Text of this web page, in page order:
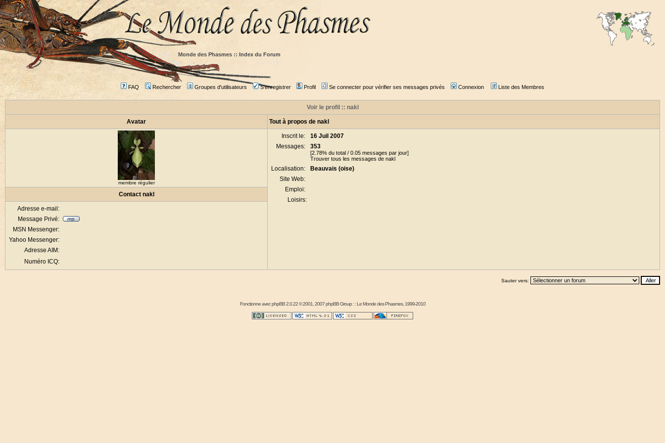
Monde des Phasmes :: Index du Forum
FAQ Rechercher Groupes d'utilisateurs S'enregistrer Profil Se connecter pour vérifier ses messages privés Connexion Liste des Membres
Voir le profil :: nakl
Avatar Tout à propos de nakl
membre régulier
Inscrit le:
16 Juil 2007
Messages:
353
[2.78% du total / 0.05 messages par jour]
Trouver tous les messages de nakl
Localisation:
Beauvais (oise)
Site Web:
Emploi:
Loisirs:
Contact nakl
Adresse e-mail:
Message Privé:
MSN Messenger:
Yahoo Messenger:
Adresse AIM:
Numéro ICQ:
Sauter vers:
Fonctionne avecphpBB2.0.22 © 2001, 2007 phpBB Group : :Le Monde des Phasmes, 1999-2010